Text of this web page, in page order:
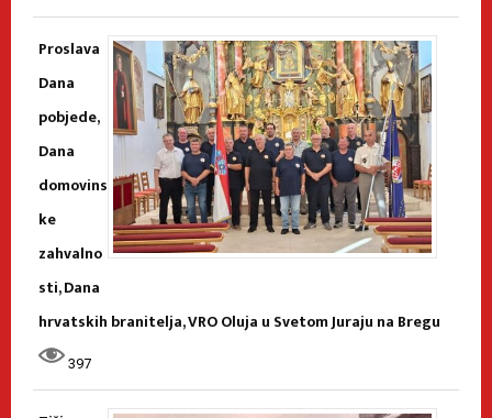
Proslava
Dana
pobjede,
Dana
domovins
ke
zahvalno
sti, Dana
hrvatskih branitelja, VRO Oluja u Svetom Juraju na Bregu
397